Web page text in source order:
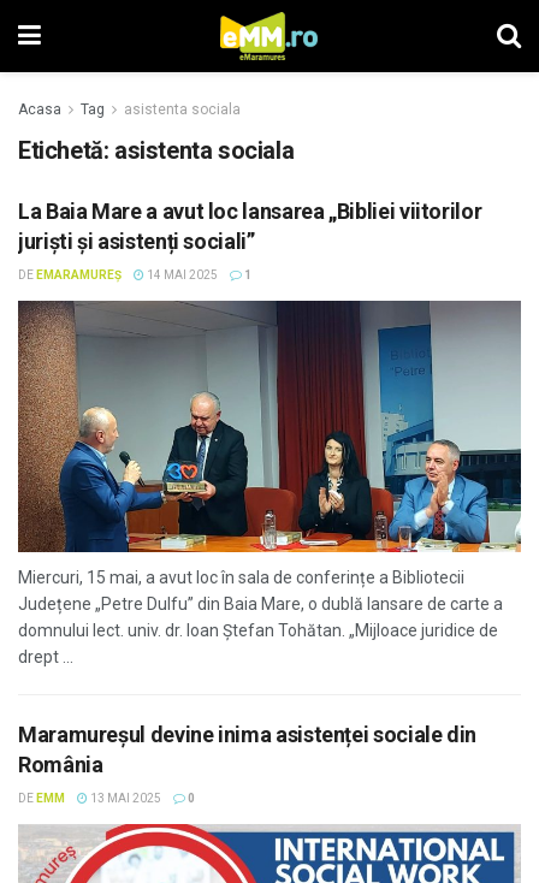
Acasa Tag asistenta sociala
Etichetă: asistenta sociala
La Baia Mare a avut loc lansarea „Bibliei viitorilor
juriști și asistenți sociali”
DE EMARAMUREȘ 14 MAI 2025 1
Miercuri, 15 mai, a avut loc în sala de conferințe a Bibliotecii
Județene „Petre Dulfu” din Baia Mare, o dublă lansare de carte a
domnului lect. univ. dr. Ioan Ștefan Tohătan. „Mijloace juridice de
drept ...
Maramureșul devine inima asistenței sociale din
România
DE EMM 13 MAI 2025 0